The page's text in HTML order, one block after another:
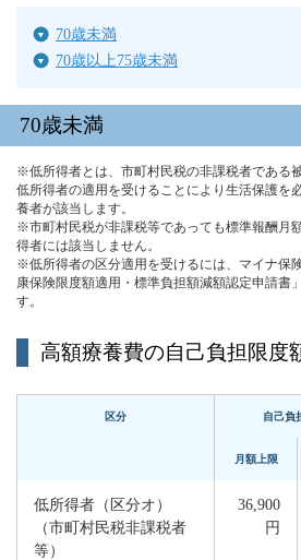
70歳未満
70歳以上75歳未満
70歳未満
※低所得者とは、市町村民税の非課税者である
低所得者の適用を受けることにより生活保護を
養者が該当します。
※市町村民税が非課税等であっても標準報酬月
得者には該当しません。
※低所得者の区分適用を受けるには、マイナ保
康保険限度額適用・標準負担額減額認定申請書
す。
高額療養費の自己負担限度
区分 自己負
月額上限
低所得者（区分オ）
（市町村民税非課税者
等）
36,900
円